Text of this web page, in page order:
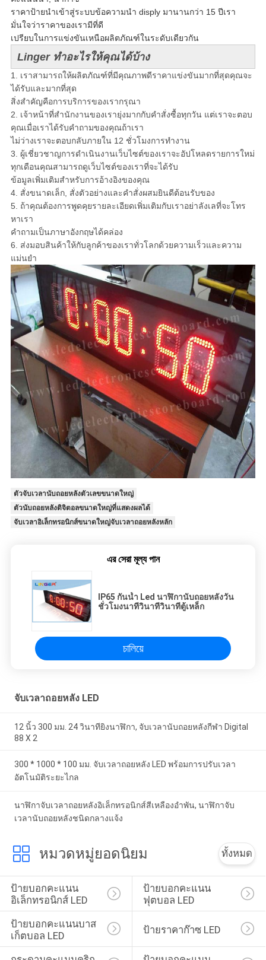
ราคาป้ายนำเข้าสู่ระบบข้อความนำ disply มานานกว่า 15 ปีเรา
มั่นใจว่าราคาของเรามีที่ดี
เปรียบในการแข่งขันเหนือผลิตภัณฑ์ในระดับเดียวกัน
Linger ทำอะไรให้คุณได้บ้าง
1. เราสามารถให้ผลิตภัณฑ์ที่มีคุณภาพดีราคาแข่งขันมากที่สุดคุณจะ
ได้รับและมากที่สุด
สิ่งสำคัญคือการบริการของเรากรุณา
2. เจ้าหน้าที่สำนักงานของเรายุ่งมากกับคำสั่งซื้อทุกวัน แต่เราจะตอบ
คุณเมื่อเราได้รับคำถามของคุณถ้าเรา
ไม่ว่างเราจะตอบกลับภายใน 12 ชั่วโมงการทำงาน
3. ผู้เชี่ยวชาญการดำเนินงานเว็บไซต์ของเราจะอัปโหลดรายการใหม่
ทุกเดือนคุณสามารถดูเว็บไซต์ของเราที่จะได้รับ
ข้อมูลเพิ่มเติมสำหรับการอ้างอิงของคุณ
4. สั่งขนาดเล็ก, สั่งตัวอย่างและคำสั่งผสมยินดีต้อนรับของ
5. ถ้าคุณต้องการพูดคุยรายละเอียดเพิ่มเติมกับเราอย่าลังเลที่จะโทร
หาเรา
คำถามเป็นภาษาอังกฤษได้คล่อง
6. ส่งมอบสินค้าให้กับลูกค้าของเราทั่วโลกด้วยความเร็วและความ
แม่นยำ
ตัวจับเวลานับถอยหลังตัวเลขขนาดใหญ่
ตัวนับถอยหลังดิจิตอลขนาดใหญ่ที่แสดงผลได้
จับเวลาอิเล็กทรอนิกส์ขนาดใหญ่จับเวลาถอยหลังหลัก
এর সেরা মূল্য পান
IP65 กันน้ำ Led นาฬิกานับถอยหลังวัน
ชั่วโมงนาทีวินาทีวินาทีตู้เหล็ก
চালিয়ে
จับเวลาถอยหลัง LED
12 นิ้ว 300 มม. 24 วินาทียิงนาฬิกา, จับเวลานับถอยหลังกีฬา Digital
88 X 2
300 * 1000 * 100 มม. จับเวลาถอยหลัง LED พร้อมการปรับเวลา
อัตโนมัติระยะไกล
นาฬิกาจับเวลาถอยหลังอิเล็กทรอนิกส์สีเหลืองอำพัน, นาฬิกาจับ
เวลานับถอยหลังชนิดกลางแจ้ง
หมวดหมู่ยอดนิยม ทั้งหมด
ป้ายบอกคะแนน
อิเล็กทรอนิกส์ LED
ป้ายบอกคะแนน
ฟุตบอล LED
ป้ายบอกคะแนนบาส
เก็ตบอล LED
ป้ายราคาก๊าซ LED